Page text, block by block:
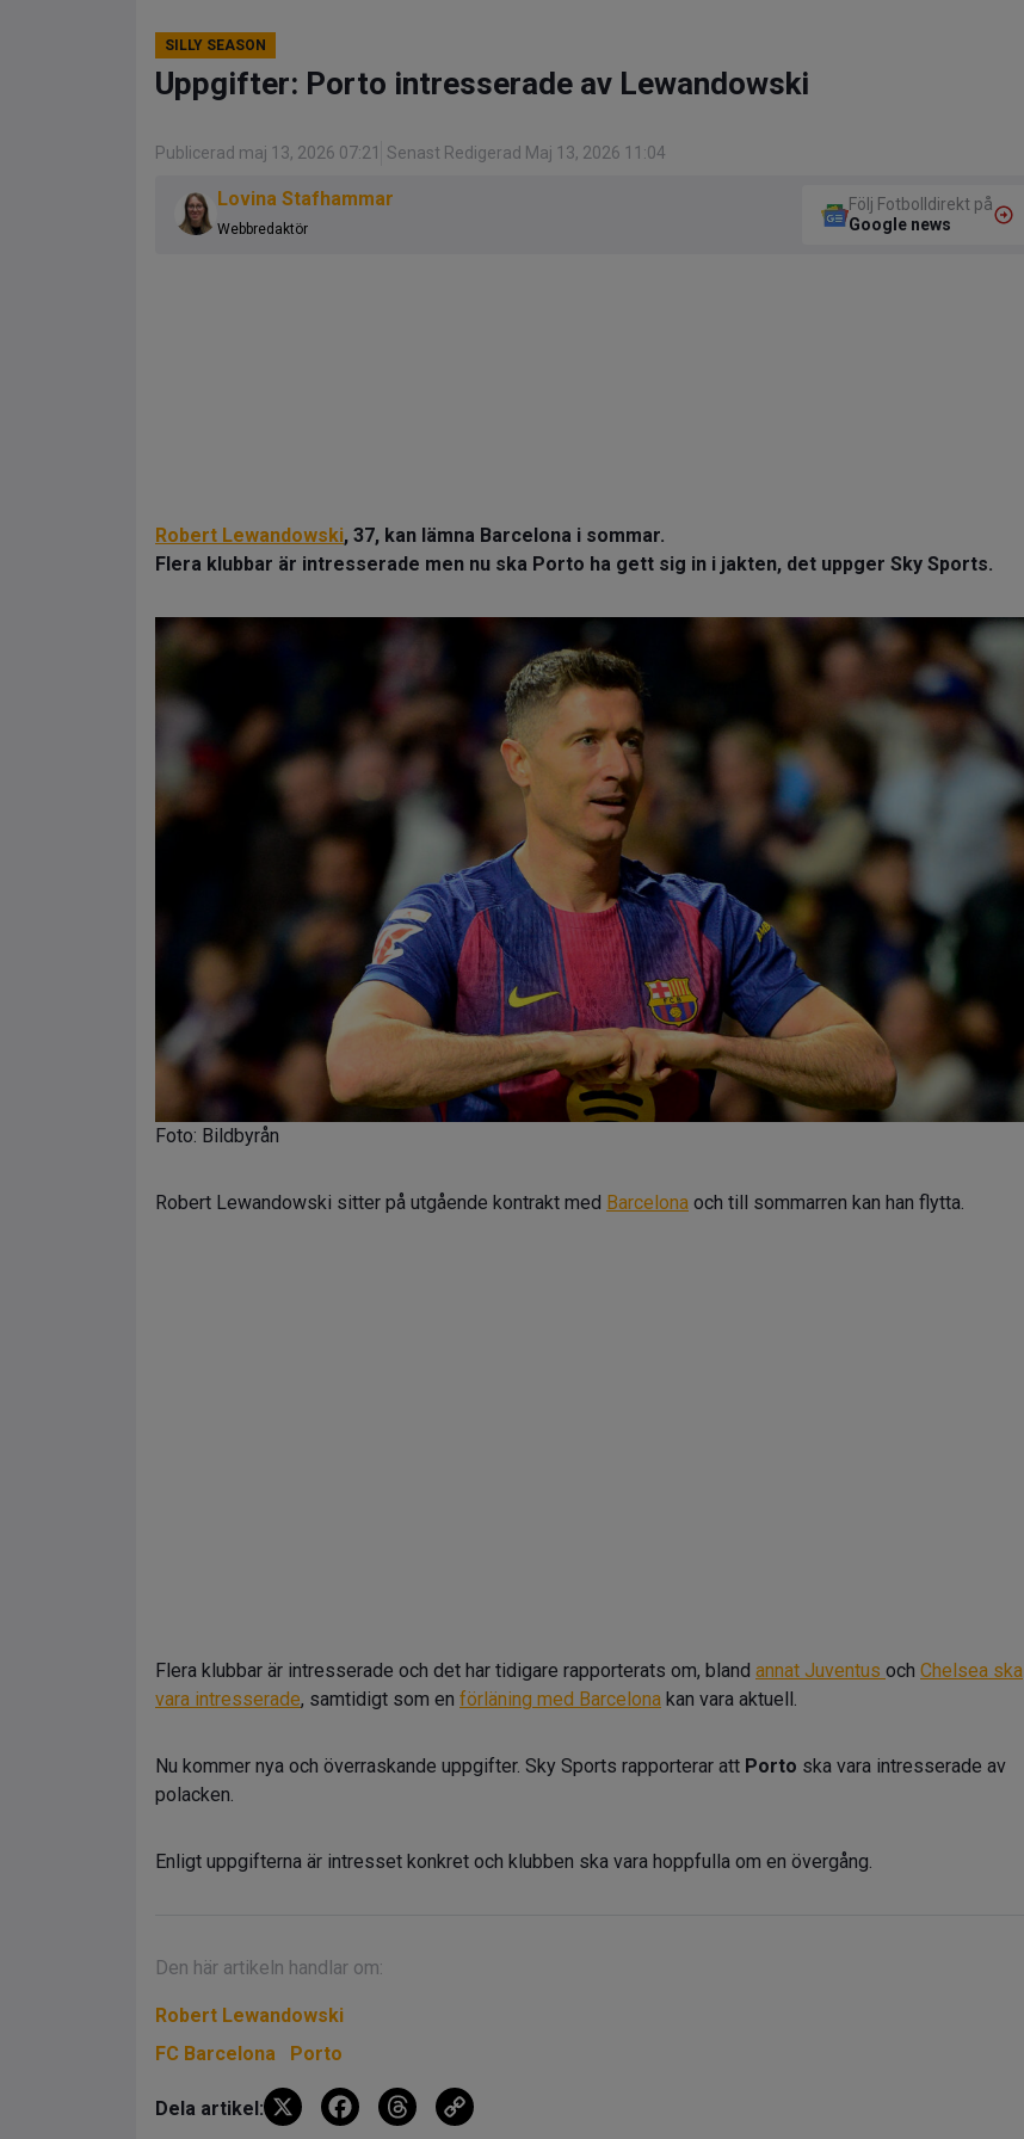
SILLY SEASON
Uppgifter: Porto intresserade av Lewandowski
Publicerad maj 13, 2026 07:21 Senast Redigerad Maj 13, 2026 11:04
Lovina Stafhammar
Webbredaktör
Följ Fotbolldirekt på
Google news
Robert Lewandowski, 37, kan lämna Barcelona i sommar.
Flera klubbar är intresserade men nu ska Porto ha gett sig in i jakten, det uppger Sky Sports.
Foto: Bildbyrån
Robert Lewandowski sitter på utgående kontrakt med Barcelona och till sommarren kan han flytta.
Flera klubbar är intresserade och det har tidigare rapporterats om, bland annat Juventus och Chelsea ska
vara intresserade, samtidigt som en förläning med Barcelona kan vara aktuell.
Nu kommer nya och överraskande uppgifter. Sky Sports rapporterar att Porto ska vara intresserade av
polacken.
Enligt uppgifterna är intresset konkret och klubben ska vara hoppfulla om en övergång.
Den här artikeln handlar om:
Robert Lewandowski
FC Barcelona
Porto
Dela artikel: X
F
T